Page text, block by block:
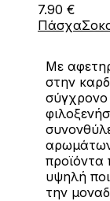
7.90 €
Πάσχα
Με
στην
σύγχρονο
προϊόντα
υψηλή
την